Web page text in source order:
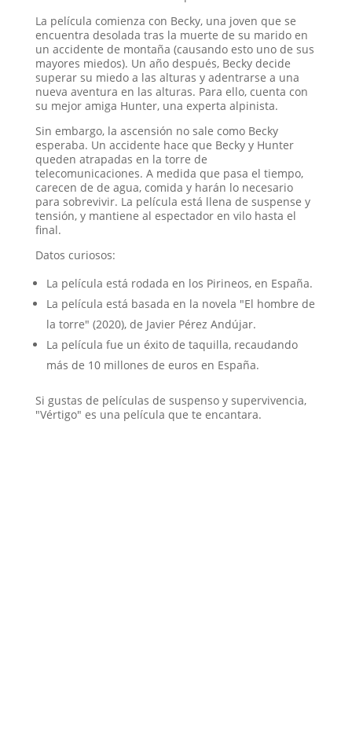
La película comienza con Becky, una joven que se
encuentra desolada tras la muerte de su marido en
un accidente de montaña (causando esto uno de sus
mayores miedos). Un año después, Becky decide
superar su miedo a las alturas y adentrarse a una
nueva aventura en las alturas. Para ello, cuenta con
su mejor amiga Hunter, una experta alpinista.
Sin embargo, la ascensión no sale como Becky
esperaba. Un accidente hace que Becky y Hunter
queden atrapadas en la torre de
telecomunicaciones. A medida que pasa el tiempo,
carecen de de agua, comida y harán lo necesario
para sobrevivir. La película está llena de suspense y
tensión, y mantiene al espectador en vilo hasta el
final.
Datos curiosos:
La película está rodada en los Pirineos, en España.
La película está basada en la novela "El hombre de
la torre" (2020), de Javier Pérez Andújar.
La película fue un éxito de taquilla, recaudando
más de 10 millones de euros en España.
Si gustas de películas de suspenso y supervivencia,
"Vértigo" es una película que te encantara.